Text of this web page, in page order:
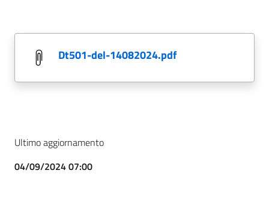
dt501-del-14082024.pdf
Ultimo aggiornamento
04/09/2024 07:00